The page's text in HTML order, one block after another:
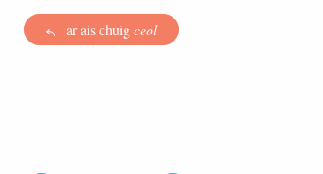
ar ais chuigceol